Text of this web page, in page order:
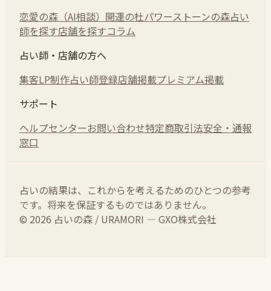
恋愛の森（AI相談） 開運の杜パワーストーンの森占い
師を探す店舗を探すコラム
占い師・店舗の方へ
集客LP制作占い師登録店舗掲載プレミアム掲載
サポート
ヘルプセンターお問い合わせ特定商取引法安全・通報
窓口
占いの結果は、これからを考えるためのひとつの参考
です。将来を保証するものではありません。
© 2026 占いの森 / URAMORI — GXO株式会社